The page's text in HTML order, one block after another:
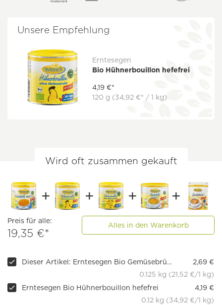
Unsere Empfehlung
Erntesegen
Bio Hühnerbouillon hefefrei
4,19 €*
120 g (34,92 €* / 1 kg)
Wird oft zusammen gekauft
Preis für alle:
19,35 €*
Alles in den Warenkorb
Dieser Artikel: Erntesegen Bio Gemüsebrühe, mediterrane Art
2,69 €
0.125 kg (21,52 €/1 kg)
Erntesegen Bio Hühnerbouillon hefefrei
4,19 €
0.12 kg (34,92 €/1 kg)